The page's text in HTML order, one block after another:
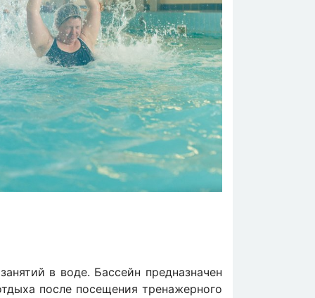
в воде. Бассейн предназначен
после посещения тренажерного